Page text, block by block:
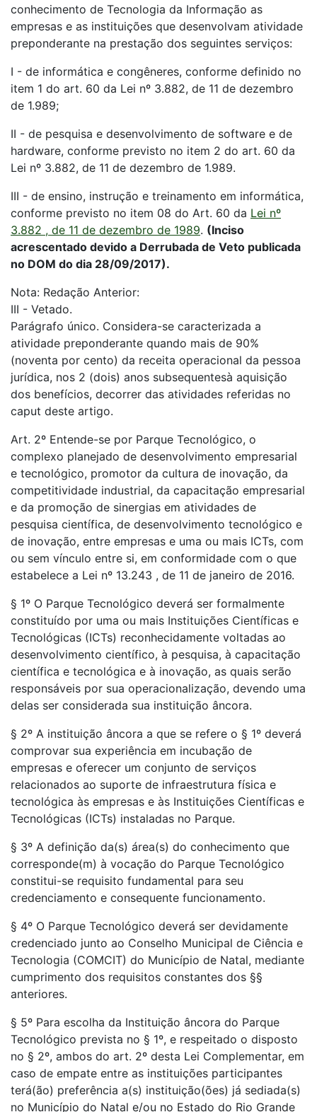
conhecimento de Tecnologia da Informação as
empresas e as instituições que desenvolvam atividade
preponderante na prestação dos seguintes serviços:
I - de informática e congêneres, conforme definido no
item 1 do art. 60 da Lei nº 3.882, de 11 de dezembro
de 1.989;
II - de pesquisa e desenvolvimento de software e de
hardware, conforme previsto no item 2 do art. 60 da
Lei nº 3.882, de 11 de dezembro de 1.989.
III - de ensino, instrução e treinamento em informática,
conforme previsto no item 08 do Art. 60 da Lei nº
3.882 , de 11 de dezembro de 1989. (Inciso
acrescentado devido a Derrubada de Veto publicada
no DOM do dia 28/09/2017).
Nota: Redação Anterior:
III - Vetado.
Parágrafo único. Considera-se caracterizada a
atividade preponderante quando mais de 90%
(noventa por cento) da receita operacional da pessoa
jurídica, nos 2 (dois) anos subsequentesà aquisição
dos benefícios, decorrer das atividades referidas no
caput deste artigo.
Art. 2º Entende-se por Parque Tecnológico, o
complexo planejado de desenvolvimento empresarial
e tecnológico, promotor da cultura de inovação, da
competitividade industrial, da capacitação empresarial
e da promoção de sinergias em atividades de
pesquisa científica, de desenvolvimento tecnológico e
de inovação, entre empresas e uma ou mais ICTs, com
ou sem vínculo entre si, em conformidade com o que
estabelece a Lei nº 13.243 , de 11 de janeiro de 2016.
§ 1º O Parque Tecnológico deverá ser formalmente
constituído por uma ou mais Instituições Científicas e
Tecnológicas (ICTs) reconhecidamente voltadas ao
desenvolvimento científico, à pesquisa, à capacitação
científica e tecnológica e à inovação, as quais serão
responsáveis por sua operacionalização, devendo uma
delas ser considerada sua instituição âncora.
§ 2º A instituição âncora a que se refere o § 1º deverá
comprovar sua experiência em incubação de
empresas e oferecer um conjunto de serviços
relacionados ao suporte de infraestrutura física e
tecnológica às empresas e às Instituições Científicas e
Tecnológicas (ICTs) instaladas no Parque.
§ 3º A definição da(s) área(s) do conhecimento que
corresponde(m) à vocação do Parque Tecnológico
constitui-se requisito fundamental para seu
credenciamento e consequente funcionamento.
§ 4º O Parque Tecnológico deverá ser devidamente
credenciado junto ao Conselho Municipal de Ciência e
Tecnologia (COMCIT) do Município de Natal, mediante
cumprimento dos requisitos constantes dos §§
anteriores.
§ 5º Para escolha da Instituição âncora do Parque
Tecnológico prevista no § 1º, e respeitado o disposto
no § 2º, ambos do art. 2º desta Lei Complementar, em
caso de empate entre as instituições participantes
terá(ão) preferência a(s) instituição(ões) já sediada(s)
no Município do Natal e/ou no Estado do Rio Grande